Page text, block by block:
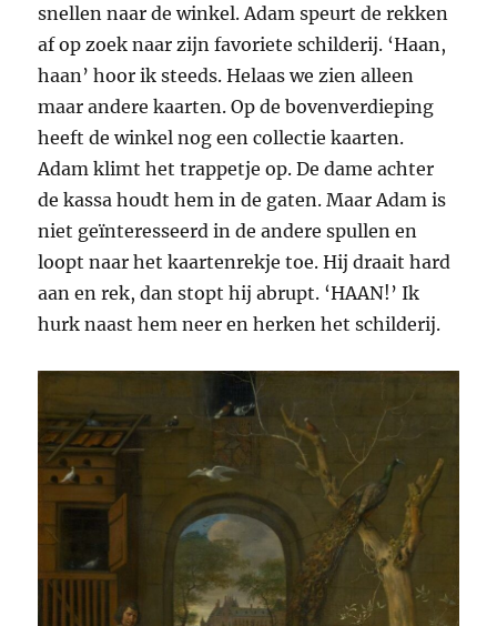
snellen naar de winkel. Adam speurt de rekken
af op zoek naar zijn favoriete schilderij. ‘Haan,
haan’ hoor ik steeds. Helaas we zien alleen
maar andere kaarten. Op de bovenverdieping
heeft de winkel nog een collectie kaarten.
Adam klimt het trappetje op. De dame achter
de kassa houdt hem in de gaten. Maar Adam is
niet geïnteresseerd in de andere spullen en
loopt naar het kaartenrekje toe. Hij draait hard
aan en rek, dan stopt hij abrupt. ‘HAAN!’ Ik
hurk naast hem neer en herken het schilderij.